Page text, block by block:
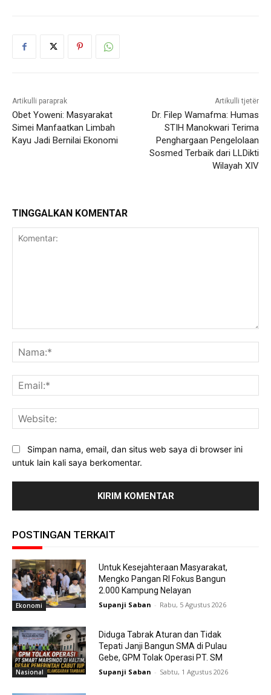
Artikulli paraprak
Obet Yoweni: Masyarakat
Simei Manfaatkan Limbah
Kayu Jadi Bernilai Ekonomi
Artikulli tjetër
Dr. Filep Wamafma: Humas
STIH Manokwari Terima
Penghargaan Pengelolaan
Sosmed Terbaik dari LLDikti
Wilayah XIV
TINGGALKAN KOMENTAR
Simpan nama, email, dan situs web saya di browser ini
untuk lain kali saya berkomentar.
POSTINGAN TERKAIT
Ekonomi
Untuk Kesejahteraan Masyarakat,
Mengko Pangan RI Fokus Bangun
2.000 Kampung Nelayan
Supanji Saban - Rabu, 5 Agustus 2026
Nasional
Diduga Tabrak Aturan dan Tidak
Tepati Janji Bangun SMA di Pulau
Gebe, GPM Tolak Operasi PT. SM
Supanji Saban - Sabtu, 1 Agustus 2026